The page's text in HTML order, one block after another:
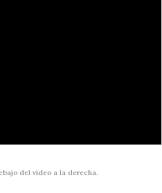
del video a la derecha.